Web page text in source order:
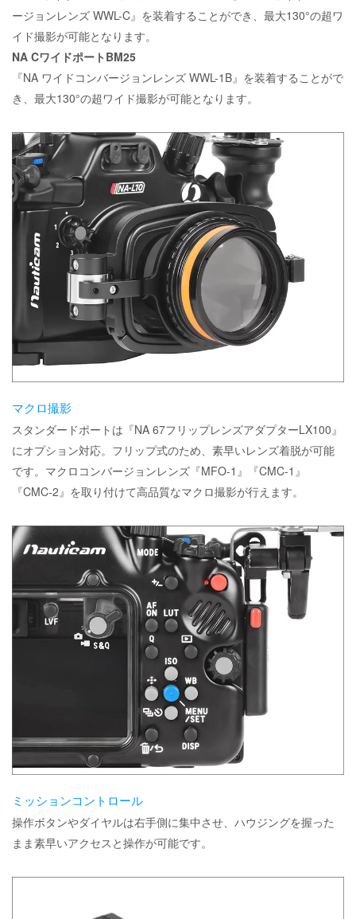
ージョンレンズ WWL-C』を装着することができ、最大130°の超ワ
イド撮影が可能となります。
NA CワイドポートBM25
『NA ワイドコンバージョンレンズ WWL-1B』を装着することがで
き、最大130°の超ワイド撮影が可能となります。
マクロ撮影
スタンダードポートは『NA 67フリップレンズアダプターLX100』
にオプション対応。フリップ式のため、素早いレンズ着脱が可能
です。マクロコンバージョンレンズ『MFO-1』『CMC-1』
『CMC-2』を取り付けて高品質なマクロ撮影が行えます。
ミッションコントロール
操作ボタンやダイヤルは右手側に集中させ、ハウジングを握った
まま素早いアクセスと操作が可能です。